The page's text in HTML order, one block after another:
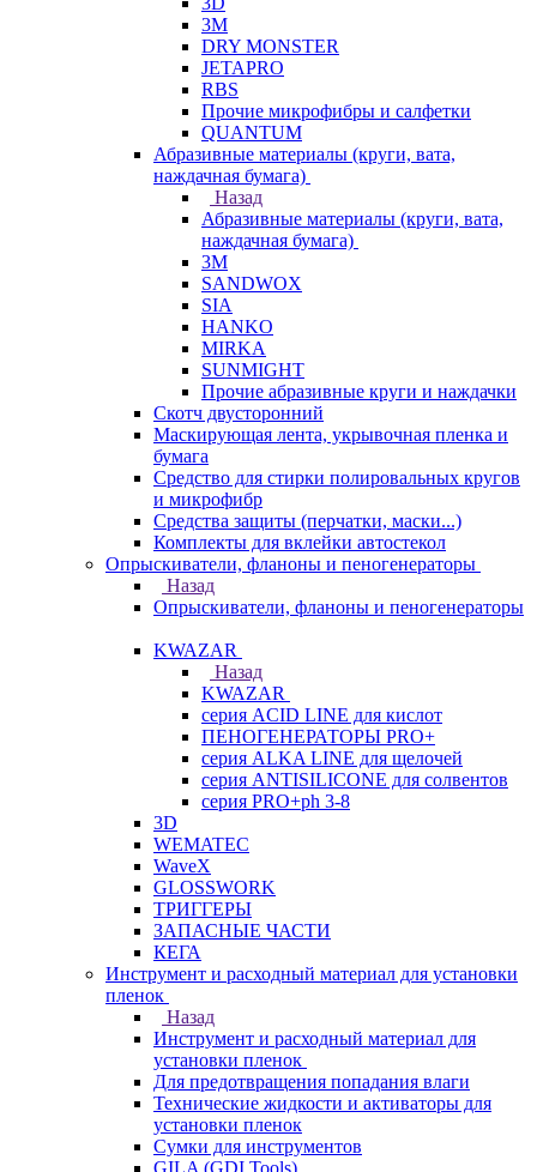
3М
DRY MONSTER
JETAPRO
RBS
Прочие микрофибры и салфетки
QUANTUM
Абразивные материалы (круги, вата,
наждачная бумага)
Назад
Абразивные материалы (круги, вата,
наждачная бумага)
3М
SANDWOX
SIA
HANKO
MIRKA
SUNMIGHT
Прочие абразивные круги и наждачки
Скотч двусторонний
Маскирующая лента, укрывочная пленка и
бумага
Средство для стирки полировальных кругов
и микрофибр
Средства защиты (перчатки, маски...)
Комплекты для вклейки автостекол
Опрыскиватели, фланоны и пеногенераторы
Назад
Опрыскиватели, фланоны и пеногенераторы
KWAZAR
Назад
KWAZAR
серия ACID LINE для кислот
ПЕНОГЕНЕРАТОРЫ PRO+
серия ALKA LINE для щелочей
серия ANTISILICONE для солвентов
серия PRO+ph 3-8
3D
WEMATEC
WaveX
GLOSSWORK
ТРИГГЕРЫ
ЗАПАСНЫЕ ЧАСТИ
КЕГА
Инструмент и расходный материал для установки
пленок
Назад
Инструмент и расходный материал для
установки пленок
Для предотвращения попадания влаги
Технические жидкости и активаторы для
установки пленок
Сумки для инструментов
GILA (GDI Tools)